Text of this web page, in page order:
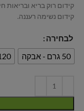
קידום רוק בריא ובריאות
קידום נשימה רעננה.
לבחירה
50 גרם - אבקה
120 גרם -